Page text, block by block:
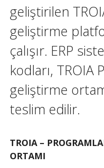
geliştirilen
geliştirme
çalışır. ERP
kodları, TROIA
geliştirme
teslim edilir.
TROIA –
ORTAMI